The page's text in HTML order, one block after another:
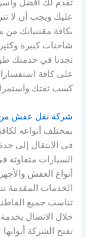
عليك ويجب أن لا
بكافة مقتنياتك
شاحنات كبيرة
على كافة
كسب ثقتك
شركة نقل عفش من
بمختلف أنواعه
في الانتقال إلى
السيارات
أنواع العفش
الخدمات المقدمة
تناسب جميع
خلال الاتصال
تفتح الشركة